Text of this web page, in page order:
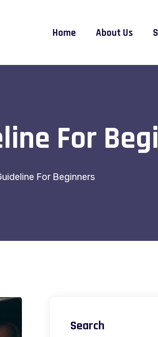
Home About Us
For
For Beginners
Search